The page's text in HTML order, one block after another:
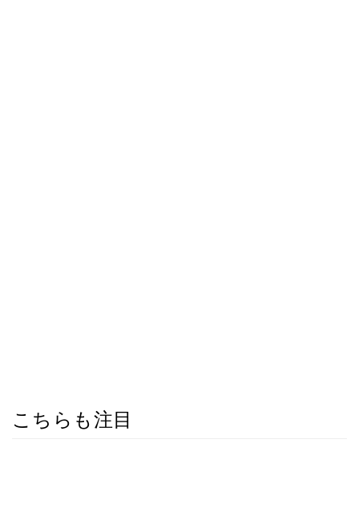
こちらも注目